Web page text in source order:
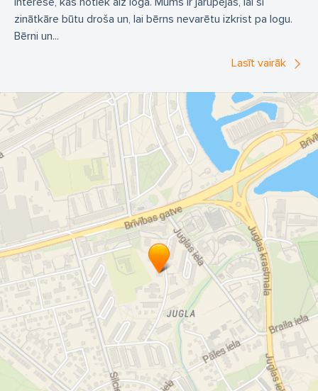
zinātkāre būtu droša un, lai bērns nevarētu izkrist pa logu.
Bērni un...
Lasīt vairāk